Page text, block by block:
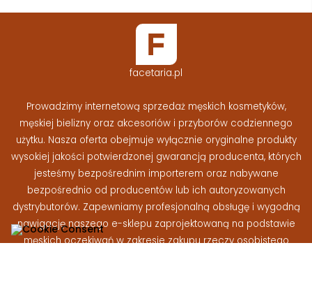
facetaria.pl
Prowadzimy internetową sprzedaż męskich kosmetyków,
męskiej bielizny oraz akcesoriów i przyborów codziennego
użytku. Nasza oferta obejmuje wyłącznie oryginalne produkty
wysokiej jakości potwierdzonej gwarancją producenta, których
jesteśmy bezpośrednim importerem oraz nabywane
bezpośrednio od producentów lub ich autoryzowanych
dystrybutorów. Zapewniamy profesjonalną obsługę i wygodną
nawigację naszego e-sklepu zaprojektowaną na podstawie
męskich oczekiwań w zakresie zakupu rzeczy osobistego